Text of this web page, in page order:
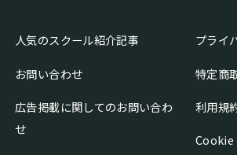
人気のスクール紹介記事
お問い合わせ
広告掲載に関してのお問い合わ
せ
プライ
特定商
利用規
Cookie